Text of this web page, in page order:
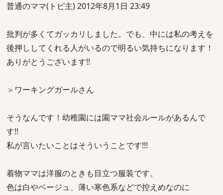
普通のママ(トピ主) 2012年8月1日 23:49
批判が多くてガッカリしました。でも、中には私の考えを
後押ししてくれる人がいるので明るい気持ちになります！
ありがとうございます!!
＞ワーキングガールさん
そうなんです！幼稚園には園ママ社会ルールがあるんで
す!!
私が言いたいことはそういうことです!!!
着物ママは洋服のときも目立つ服装です。
色は白やベージュ、薄い寒色系などで控えめなのに